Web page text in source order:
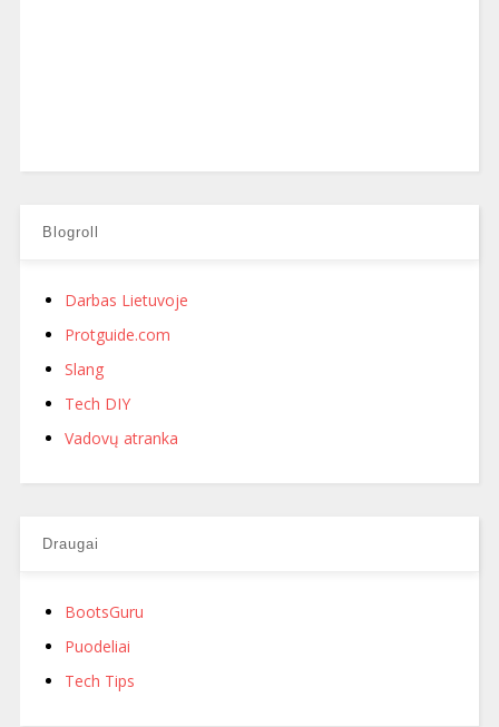
Blogroll
Darbas Lietuvoje
Protguide.com
Slang
Tech DIY
Vadovų atranka
Draugai
BootsGuru
Puodeliai
Tech Tips